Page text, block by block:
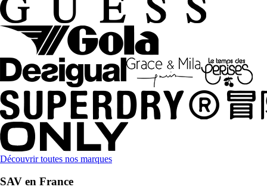
Découvrir toutes nos marques
SAV en France